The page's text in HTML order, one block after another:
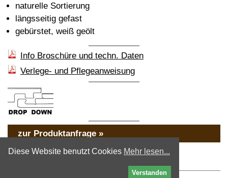
Diese Website benutzt Cookies Mehr lesen...
Verstanden
naturelle Sortierung
längsseitig gefast
gebürstet, weiß geölt
Info Broschüre und techn. Daten
Verlege- und Pflegeanweisung
zur Produktanfrage »
« zurück